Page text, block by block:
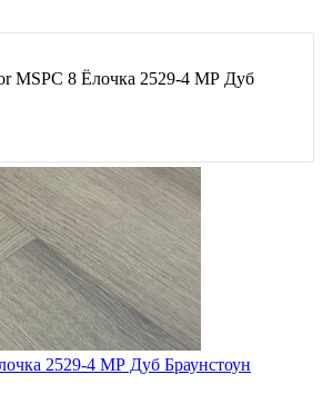
MSPC 8 Ёлочка 2529-4 МР Дуб
2529-4 МР Дуб Браунстоун